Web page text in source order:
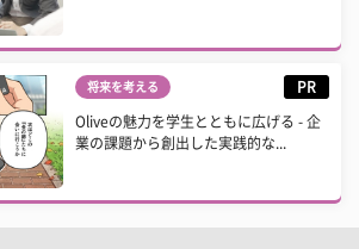
将来を考える PR
Oliveの魅力を学生とともに広げる - 企
業の課題から創出した実践的な...